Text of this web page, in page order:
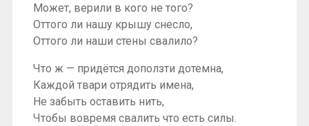
Может, верили в кого не того?
Оттого ли нашу крышу снесло,
Оттого ли наши стены свалило?
Что ж — придётся доползти дотемна,
Каждой твари отрядить имена,
Не забыть оставить нить,
Чтобы вовремя свалить что есть силы.